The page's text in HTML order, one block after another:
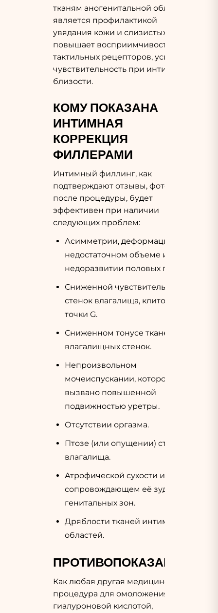
тканям аногенитальной области,
является профилактикой
увядания кожи и слизистых,
повышает восприимчивость
тактильных рецепторов, усиливая
чувствительность при интимной
близости.
КОМУ ПОКАЗАНА
ИНТИМНАЯ
КОРРЕКЦИЯ
ФИЛЛЕРАМИ
Интимный филлинг, как
подтверждают отзывы, фото до и
после процедуры, будет
эффективен при наличии
следующих проблем:
Асимметрии, деформации,
недостаточном объеме или
недоразвитии половых губ.
Сниженной чувствительности
стенок влагалища, клитора и
точки G.
Сниженном тонусе тканей
влагалищных стенок.
Непроизвольном
мочеиспускании, которое
вызвано повышенной
подвижностью уретры.
Отсутствии оргазма.
Птозе (или опущении) стенок
влагалища.
Атрофической сухости и
сопровождающем её зуде
генитальных зон.
Дряблости тканей интимных
областей.
ПРОТИВОПОКАЗАНИЯ
Как любая другая медицинская
процедура для омоложения
гиалуроновой кислотой,